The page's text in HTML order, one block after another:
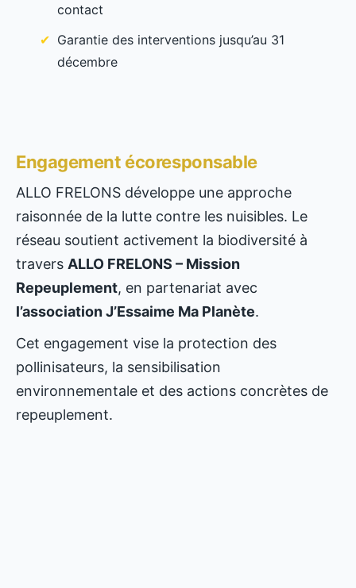
contact
Garantie des interventions jusqu’au 31
décembre
Engagement écoresponsable
ALLO FRELONS développe une approche
raisonnée de la lutte contre les nuisibles. Le
réseau soutient activement la biodiversité à
travers ALLO FRELONS – Mission
Repeuplement, en partenariat avec
l’association J’Essaime Ma Planète.
Cet engagement vise la protection des
pollinisateurs, la sensibilisation
environnementale et des actions concrètes de
repeuplement.